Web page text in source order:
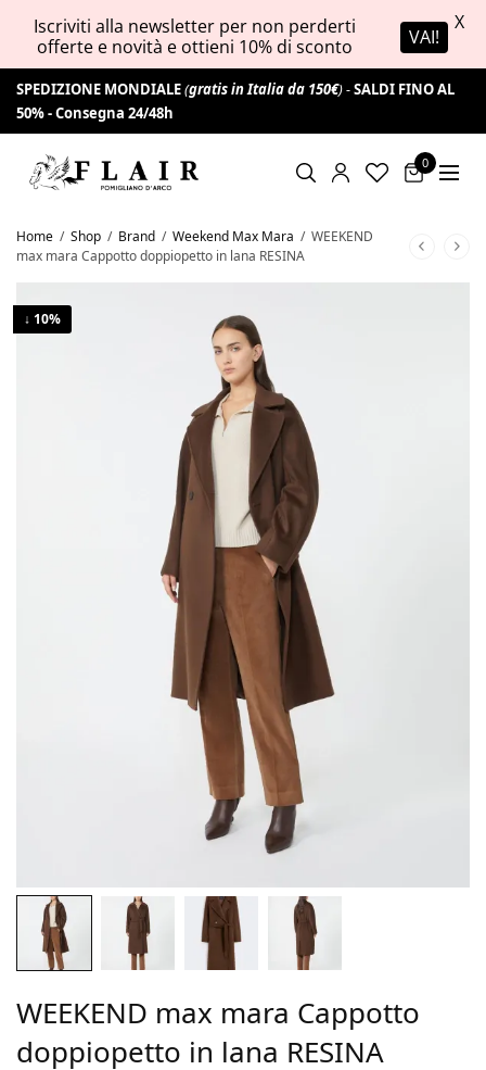
SPEDIZIONE MONDIALE(gratis in Italia da 150€) -SALDI FINO AL
50% -Consegna 24/48h
0
Home / Shop / Brand / Weekend Max Mara / WEEKEND
max mara Cappotto doppiopetto in lana RESINA
↓ 10%
WEEKEND max mara Cappotto
doppiopetto in lana RESINA
Iscriviti alla newsletter per non perderti
offerte e novità e ottieni 10% di sconto
VAI!
X